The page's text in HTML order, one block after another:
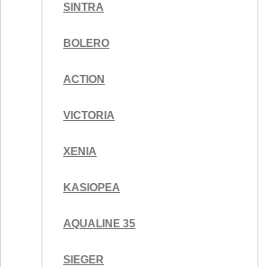
SINTRA
BOLERO
ACTION
VICTORIA
XENIA
KASIOPEA
AQUALINE 35
SIEGER